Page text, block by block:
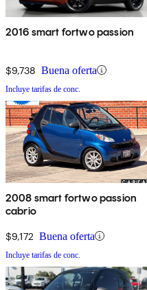
2016 smart fortwo passion
$9,738 Buena oferta
Incluye tarifas de conc.
2008 smart fortwo passion
cabrio
$9,172 Buena oferta
Incluye tarifas de conc.